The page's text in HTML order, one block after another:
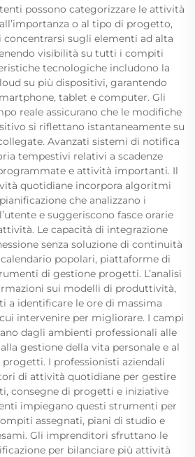
possono categorizzare le attività
all’importanza o al tipo di progetto,
sugli elementi ad alta
visibilità su tutti i compiti
tecnologiche includono la
su più dispositivi, garantendo
tablet e computer. Gli
reale assicurano che le modifiche
si riflettano istantaneamente su
Avanzati sistemi di notifica
tempestivi relativi a scadenze
e attività importanti. Il
quotidiane incorpora algoritmi
che analizzano i
e suggeriscono fasce orarie
Le capacità di integrazione
senza soluzione di continuità
popolari, piattaforme di
di gestione progetti. L’analisi
sui modelli di produttività,
a identificare le ore di massima
intervenire per migliorare. I campi
dagli ambienti professionali alle
gestione della vita personale e al
I professionisti aziendali
di attività quotidiane per gestire
consegne di progetti e iniziative
impiegano questi strumenti per
assegnati, piani di studio e
Gli imprenditori sfruttano le
per bilanciare più attività